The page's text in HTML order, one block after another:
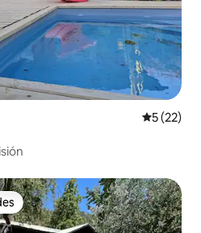
5 (22)
entre huéspedes